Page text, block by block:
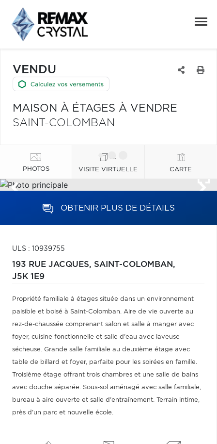
VENDU
MAISON À ÉTAGES À VENDRE
SAINT-COLOMBAN
PHOTOS VISITE VIRTUELLE CARTE
OBTENIR PLUS DE DÉTAILS
ULS : 10939755
193 RUE JACQUES, SAINT-COLOMBAN,
J5K 1E9
Propriété familiale à étages située dans un environnement
paisible et boisé à Saint-Colomban. Aire de vie ouverte au
rez-de-chaussée comprenant salon et salle à manger avec
foyer, cuisine fonctionnelle et salle d'eau avec laveuse-
sécheuse. Grande salle familiale au deuxième étage avec
table de billard et foyer, parfaite pour les soirées en famille.
Troisième étage offrant trois chambres et une salle de bains
avec douche séparée. Sous-sol aménagé avec salle familiale,
bureau à aire ouverte et salle d'entraînement. Terrain intime,
près d'un parc et nouvelle école.